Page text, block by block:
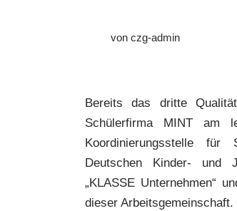
von czg-admin
Bereits das dritte
Schülerfirma MINT am
Koordinierungsstelle
Deutschen Kinder- und
„KLASSE Unternehmen“
dieser